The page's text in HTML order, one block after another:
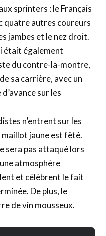
sprinters : le Français
quatre autres coureurs
jambes et le nez droit.
était également
du contre-la-montre,
sa carrière, avec un
sur les
n’entrent sur les
maillot jaune est fêté.
sera pas attaqué lors
atmosphère
et célèbrent le fait
De plus, le
de vin mousseux.